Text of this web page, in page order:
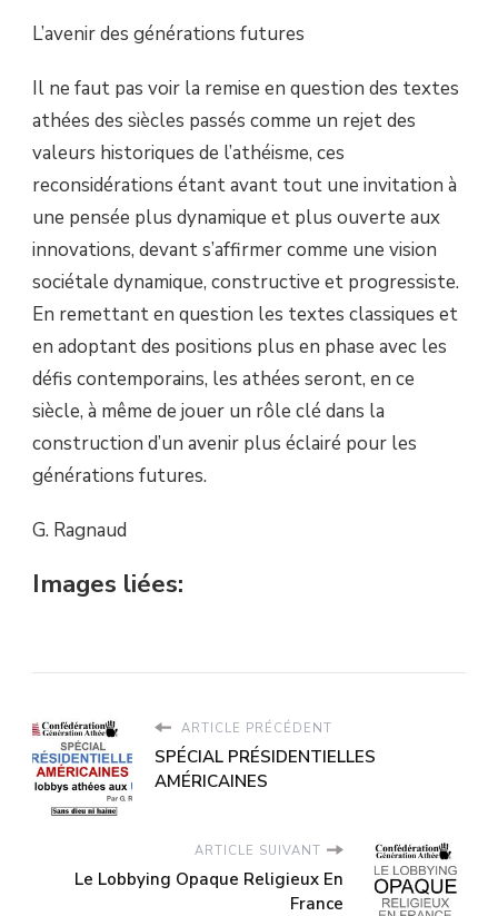
L’avenir des générations futures
Il ne faut pas voir la remise en question des textes
athées des siècles passés comme un rejet des
valeurs historiques de l’athéisme, ces
reconsidérations étant avant tout une invitation à
une pensée plus dynamique et plus ouverte aux
innovations, devant s’affirmer comme une vision
sociétale dynamique, constructive et progressiste.
En remettant en question les textes classiques et
en adoptant des positions plus en phase avec les
défis contemporains, les athées seront, en ce
siècle, à même de jouer un rôle clé dans la
construction d’un avenir plus éclairé pour les
générations futures.
G. Ragnaud
Images liées:
ARTICLE PRÉCÉDENT
SPÉCIAL PRÉSIDENTIELLES
AMÉRICAINES
ARTICLE SUIVANT
Le Lobbying Opaque Religieux En
France